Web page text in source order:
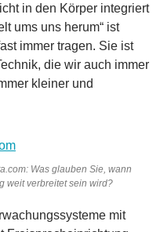
in den Körper integriert
ums uns herum“ ist
immer tragen. Sie ist
die wir auch immer
kleiner und
Was glauben Sie, wann
weit verbreitet sein wird?
mit